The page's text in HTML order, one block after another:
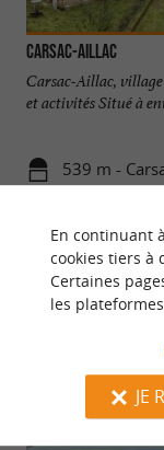
Carsac-Aillac
Carsac-Aillac,
et activités Situé à
539 m -
NOUS
En continuant
cookies tiers à
Certaines
les
JE